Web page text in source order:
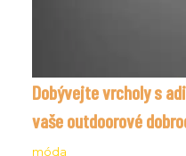
Dobývejte vrcholy s
vaše outdoorové
móda